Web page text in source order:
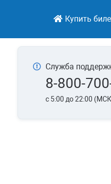
Купить
Служба
8-800-
c 5:00 до 22:00